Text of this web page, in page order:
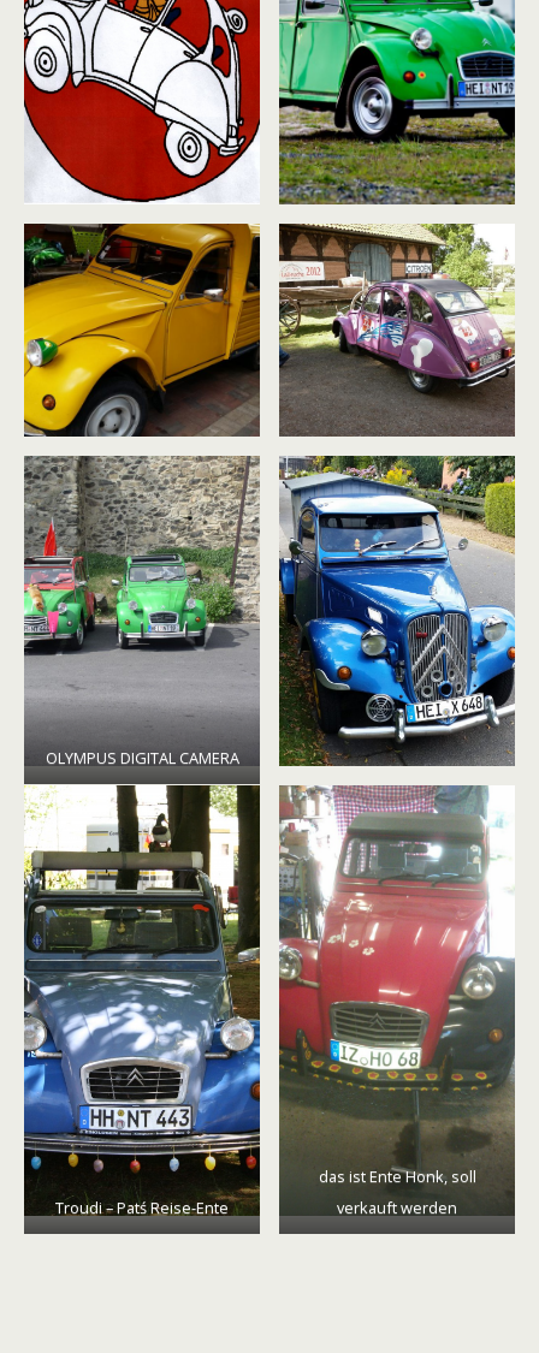
OLYMPUS DIGITAL CAMERA
Troudi – Patś Reise-Ente
das ist Ente Honk, soll
verkauft werden